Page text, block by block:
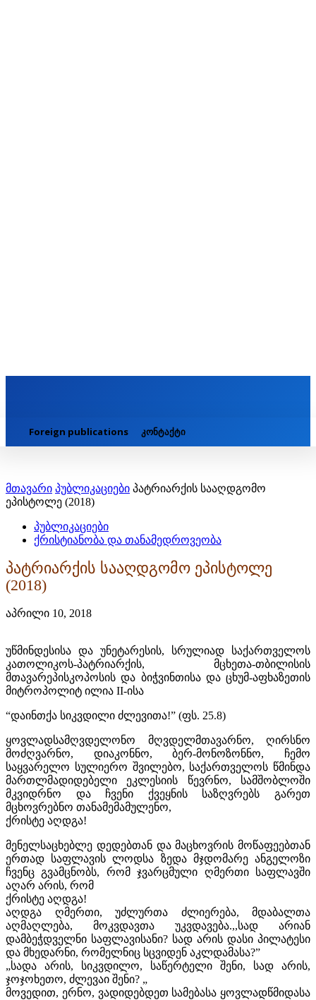
Foreign publications კონტაქტი
მთავარი პუბლიკაციები პატრიარქის სააღდგომო
ეპისტოლე (2018)
პუბლიკაციები
ქრისტიანობა და თანამედროვეობა
პატრიარქის სააღდგომო ეპისტოლე
(2018)
აპრილი 10, 2018
უწმინდესისა და უნეტარესის, სრულიად საქართველოს
კათოლიკოს-პატრიარქის, მცხეთა-თბილისის
მთავარეპისკოპოსის და ბიჭვინთისა და ცხუმ-აფხაზეთის
მიტროპოლიტ ილია II-ისა
“დაინთქა სიკვდილი ძლევითა!” (ფს. 25.8)
ყოვლადსამღვდელონო მღვდელმთავარნო, ღირსნო
მოძღვარნო, დიაკონნო, ბერ-მონოზონნო, ჩემო
საყვარელო სულიერო შვილებო, საქართველოს წმინდა
მართლმადიდებელი ეკლესიის წევრნო, სამშობლოში
მკვიდრნო და ჩვენი ქვეყნის საზღვრებს გარეთ
მცხოვრებნო თანამემამულენო,
ქრისტე აღდგა!
მენელსაცხებლე დედებთან და მაცხოვრის მოწაფეებთან
ერთად საფლავის ლოდსა ზედა მჯდომარე ანგელოზი
ჩვენც გვამცნობს, რომ ჯვარცმული ღმერთი საფლავში
აღარ არის, რომ
ქრისტე აღდგა!
აღდგა ღმერთი, უძლურთა ძლიერება, მდაბალთა
აღმაღლება, მოკვდავთა უკვდავება.,,სად არიან
დამბეჭდველნი საფლავისანი? სად არის დასი პილატესი
და მხედარნი, რომელნიც სცვიდენ აკლდამასა?”
„სადა არის, სიკვდილო, საწერტელი შენი, სად არის,
ჯოჯოხეთო, ძლევაი შენი? „
მოვედით, ერნო, ვადიდებდეთ სამებასა ყოვლადწმიდასა